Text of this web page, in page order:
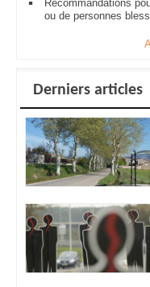
Recommandations
ou de personnes
Derniers articles